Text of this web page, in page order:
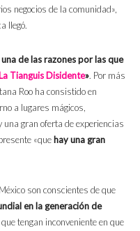
negocios de la comunidad»,
llegó.
de las razones por las que
La Tianguis Disidente». Por más
Roo ha consistido en
a lugares mágicos,
una gran oferta de experiencias
«que hay una gran
son conscientes de que
en la generación de
que tengan inconveniente en que